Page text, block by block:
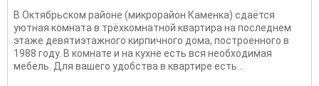
В Октябрьском районе (микрорайон Каменка) сдаётся
уютная комната в трёхкомнатной квартира на последнем
этаже девятиэтажного кирпичного дома, построенного в
1988 году. В комнате и на кухне есть вся необходимая
мебель. Для вашего удобства в квартире есть...